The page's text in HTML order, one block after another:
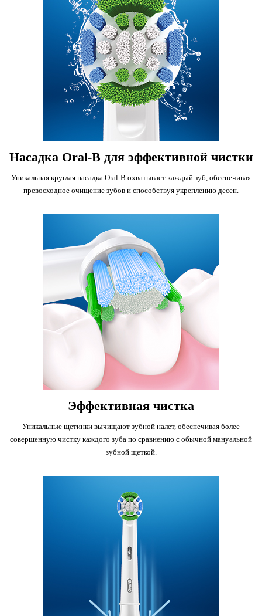
Насадка Oral-B для эффективной чистки
Уникальная круглая насадка Oral-B охватывает каждый зуб, обеспечивая
превосходное очищение зубов и способствуя укреплению десен.
Эффективная чистка
Уникальные щетинки вычищают зубной налет, обеспечивая более
совершенную чистку каждого зуба по сравнению с обычной мануальной
зубной щеткой.